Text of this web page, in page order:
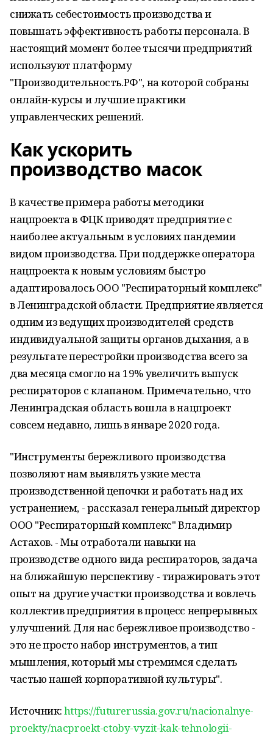
снижать себестоимость производства и
повышать эффективность работы персонала. В
настоящий момент более тысячи предприятий
используют платформу
"Производительность.РФ", на которой собраны
онлайн-курсы и лучшие практики
управленческих решений.
Как ускорить
производство масок
В качестве примера работы методики
нацпроекта в ФЦК приводят предприятие с
наиболее актуальным в условиях пандемии
видом производства. При поддержке оператора
нацпроекта к новым условиям быстро
адаптировалось ООО "Респираторный комплекс"
в Ленинградской области. Предприятие является
одним из ведущих производителей средств
индивидуальной защиты органов дыхания, а в
результате перестройки производства всего за
два месяца смогло на 19% увеличить выпуск
респираторов с клапаном. Примечательно, что
Ленинградская область вошла в нацпроект
совсем недавно, лишь в январе 2020 года.
"Инструменты бережливого производства
позволяют нам выявлять узкие места
производственной цепочки и работать над их
устранением, - рассказал генеральный директор
ООО "Респираторный комплекс" Владимир
Астахов. - Мы отработали навыки на
производстве одного вида респираторов, задача
на ближайшую перспективу - тиражировать этот
опыт на другие участки производства и вовлечь
коллектив предприятия в процесс непрерывных
улучшений. Для нас бережливое производство -
это не просто набор инструментов, а тип
мышления, который мы стремимся сделать
частью нашей корпоративной культуры".
Источник:https://futurerussia.gov.ru/nacionalnye-
proekty/nacproekt-ctoby-vyzit-kak-tehnologii-